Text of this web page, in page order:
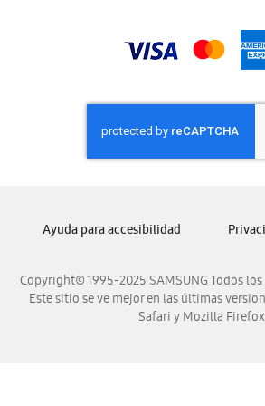
Samsung Nicaragua
Samsung Panamá
Samsung República
Samsung Venezuela
Copyright© 1995-2025 SAMSUNG Todos
Este sitio se ve mejor en las últimas
Safari y Mozilla
Ayuda para accesibilidad